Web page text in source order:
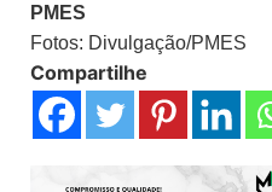
PMES
Fotos: Divulgação/PMES
Compartilhe